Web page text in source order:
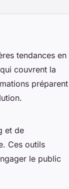
tendances en
couvrent la
préparent
et de
Ces outils
le public